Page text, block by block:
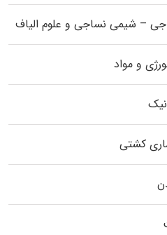
– شیمی نساجی و علوم الیاف
و مواد
کشتی